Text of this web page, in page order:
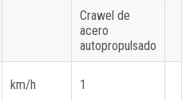
Crawel de
acero
autopropulsado
km/h 1